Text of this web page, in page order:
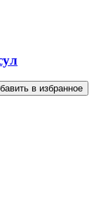
в избранное